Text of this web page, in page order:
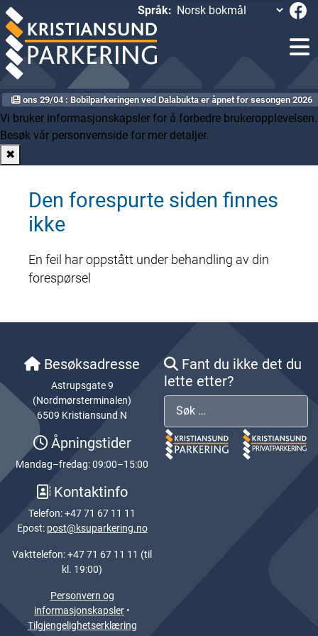
Språk:
ons 29/04 : Bobilparkeringen ved Dalabukta er åpnet for sesongen 2026
Vi bruker informasjonskapsler for å forbedre brukeropplevelsen.
Besøk vår personvernside for mer detaljer.
✖
Den forespurte siden finnes
ikke
En feil har oppstått under behandling av din
forespørsel
Besøksadresse
Astrupsgate 9
(Nordmørsterminalen)
6509 Kristiansund N
Åpningstider
Mandag–fredag: 09:00–15:00
Kontaktinfo
Telefon: +47 71 67 11 11
Epost: post@ksuparkering.no
Vakttelefon: +47 71 67 11 11 (til
kl. 19:00)
Personvern og
informasjonskapsler •
Tilgjengelighetserklæring
Fant du ikke det du
lette etter?
Søk